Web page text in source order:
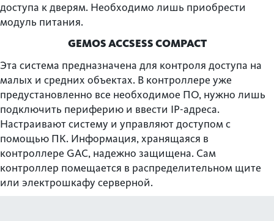
доступа к дверям. Необходимо лишь приобрести
модуль питания.
GEMOS ACCSESS COMPACT
Эта система предназначена для контроля доступа на
малых и средних объектах. В контроллере уже
предустановленно все необходимое ПО, нужно лишь
подключить периферию и ввести IP-адреса.
Настраивают систему и управляют доступом с
помощью ПК. Информация, хранящаяся в
контроллере GAC, надежно защищена. Сам
контроллер помещается в распределительном щите
или электрошкафу серверной.